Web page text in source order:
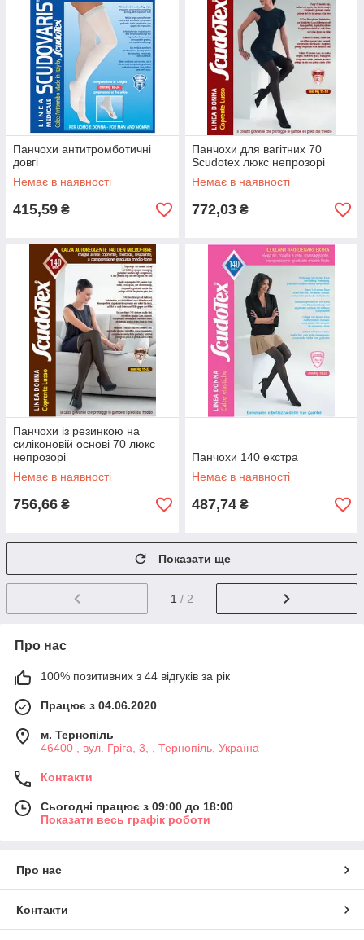
Панчохи антитромботичні
довгі
Немає в наявності
415,59 ₴
Панчохи для вагітних 70
Scudotex люкс непрозорі
Немає в наявності
772,03 ₴
Панчохи із резинкою на
силіконовій основі 70 люкс
непрозорі
Немає в наявності
756,66 ₴
Панчохи 140 екстра
Немає в наявності
487,74 ₴
Показати ще
1 / 2
Про нас
100% позитивних з 44 відгуків за рік
Працює з 04.06.2020
м. Тернопіль
46400 , вул. Гріга, 3, , Тернопіль, Україна
Контакти
Сьогодні працює з 09:00 до 18:00
Показати весь графік роботи
Про нас
Контакти